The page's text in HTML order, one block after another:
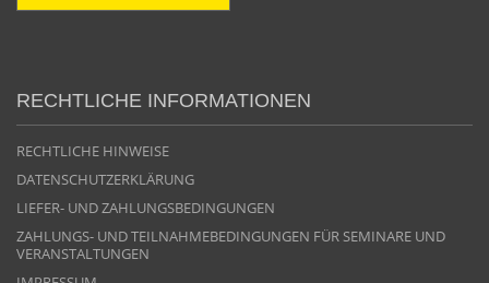
RECHTLICHE INFORMATIONEN
RECHTLICHE HINWEISE
DATENSCHUTZERKLÄRUNG
LIEFER- UND ZAHLUNGSBEDINGUNGEN
ZAHLUNGS- UND TEILNAHMEBEDINGUNGEN FÜR SEMINARE UND
VERANSTALTUNGEN